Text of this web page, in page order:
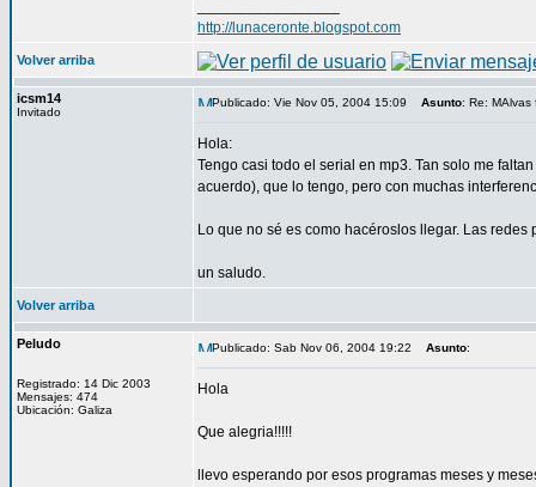
http://lunaceronte.blogspot.com
Volver arriba
icsm14
Invitado
Publicado: Vie Nov 05, 2004 15:09 Asunto: Re: MAlvas
Hola:
Tengo casi todo el serial en mp3. Tan solo me
acuerdo), que lo tengo, pero con muchas
Lo que no sé es como hacéroslos llegar. Las redes
un saludo.
Volver arriba
Peludo
Registrado: 14 Dic 2003
Mensajes: 474
Ubicación: Galiza
Publicado: Sab Nov 06, 2004 19:22 Asunto:
Hola
Que alegria!!!!!
llevo esperando por esos programas meses y